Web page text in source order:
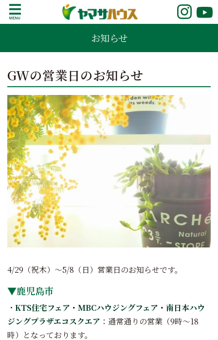
t
鹿児島で注文住宅ならヤマサハウス
新築の注文住宅や建売モデルハウスをお探し
の方はこちら。鹿児島県内で11年連続ナンバ
わりをご覧ください。
お知らせ
GWの営業日のお知らせ
4/29（祝木）～5/8（日）営業日のお知らせです。
▼鹿児島市
・ KTS住宅フェア ・ MBCハウジングフェア ・ 南日本ハウ
ジングプラザエコスクエア ：通常通りの営業（9時～18
時）となっております。